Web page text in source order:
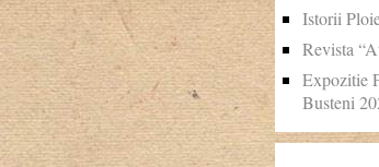
Istorii
Revista
Expozitie
Busteni